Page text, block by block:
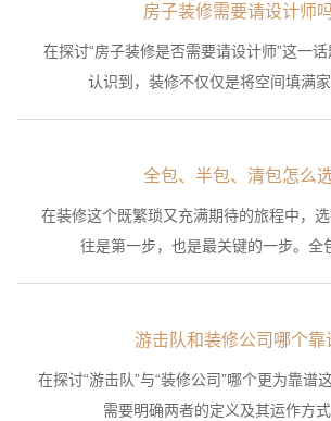
房子装修需要请设计师
在探讨“房子装修是否需要请设计师”这一
认识到，装修不仅仅是将空间填满家
全包、半包、清包怎么
在装修这个既繁琐又充满期待的旅程中，
往是第一步，也是最关键的一步。全
游击队和装修公司哪个靠
在探讨“游击队”与“装修公司”哪个更为靠谱
需要明确两者的定义及其运作方式